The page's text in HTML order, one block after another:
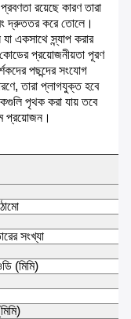
রয়েছে কারণ তারা
দ্রুততর করে তোলে।
একসাথে স্ন্যাপ করার
প্রয়োজনীয়তা পূরণ
পছন্দের সংযোগ
তারা প্লাগযুক্ত হবে
পৃথক করা যায় তবে
প্রয়োজন।
সংখ্যা
(মিমি)